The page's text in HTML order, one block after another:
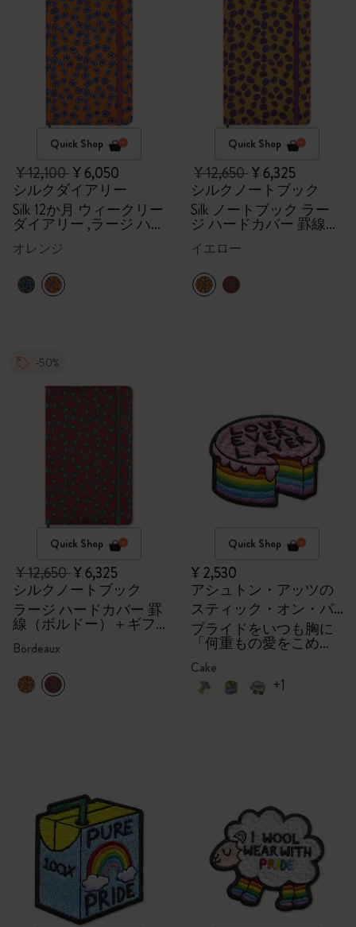
Quick Shop
¥ 12,100¥ 6,050
シルクダイアリー
Silk 12か月 ウィークリー
ダイアリー ,ラージ ハー
ドカバー（オレンジ）,
ギフトボックス
オレンジ
Quick Shop
¥ 12,650¥ 6,325
シルクノートブック
Silk ノートブック ラー
ジ ハードカバー 罫線
ックス
イエロー
-50%
Quick Shop
¥ 12,650¥ 6,325
シルクノートブック
ラージ ハードカバー 罫
線（ボルドー）＋ギフ
トボックス
Bordeaux
Quick Shop
¥ 2,530
アシュトン・アッツの
スティック・オン・パ
ッチ
プライドをいつも胸に
「何重もの愛をこめ
て」
Cake
+1